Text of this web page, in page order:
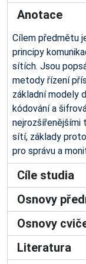
Anotace
Cílem předmětu
principy
sítích. Jsou
metody řízení
základní modely
kódování a
sítí, základy
pro správu a
Cíle studia
Osnovy
Osnovy
Literatura